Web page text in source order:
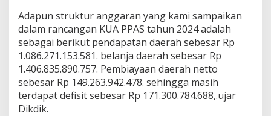
Adapun struktur anggaran yang kami sampaikan
dalam rancangan KUA PPAS tahun 2024 adalah
sebagai berikut pendapatan daerah sebesar Rp
1.086.271.153.581. belanja daerah sebesar Rp
1.406.835.890.757. Pembiayaan daerah netto
sebesar Rp 149.263.942.478. sehingga masih
terdapat defisit sebesar Rp 171.300.784.688,.ujar
Dikdik.